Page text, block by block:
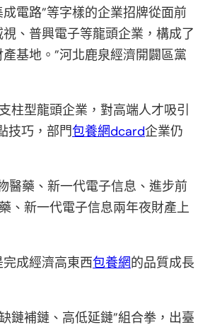
成電路”等字樣的企業招牌從面前
、普興電子等龍頭企業，構成了
基地。”河北鹿泉經濟開闢區黨
型龍頭企業，對高端人才吸引
技巧，部門包養網dcard企業仍
醫藥、新一代電子信息、進步前
、新一代電子信息兩年夜財產上
成經濟高東西包養網的品質成長
鏈補鏈、高低延鏈”組合拳，出臺